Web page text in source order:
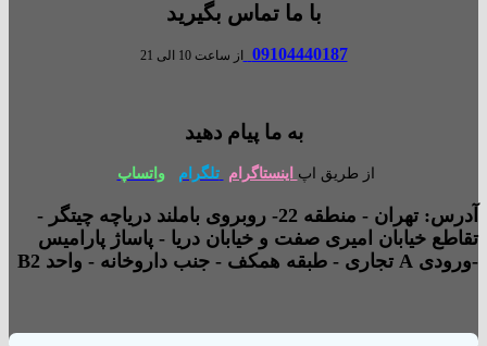
با ما تماس بگیرید
09104440187 از ساعت 10 الی 21
به ما پیام دهید
از طریق اپ اینستاگرام تلگرام واتساپ
آدرس: تهران - منطقه 22- روبروی باملند دریاچه چیتگر -
تقاطع خیابان امیری صفت و خیابان دریا - پاساژ پارامیس
-ورودی A تجاری - طبقه همکف - جنب داروخانه - واحد B2